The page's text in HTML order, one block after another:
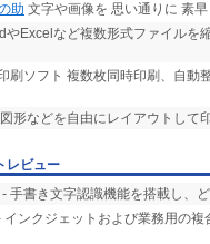
助 文字や画像を 思い通りに 素
やExcelなど複数形式ファイルを
刷ソフト 複数枚同時印刷、自動
形などを自由にレイアウトして
レビュー
- 手書き文字認識機能を搭載し、
インクジェットおよび業務用の